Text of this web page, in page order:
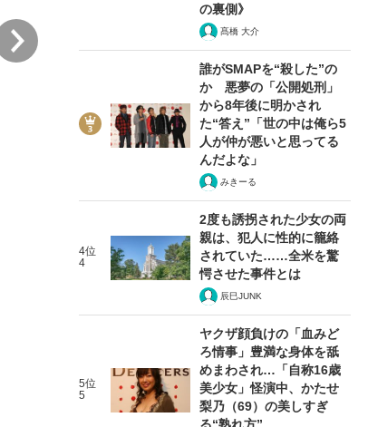
の裏側》
髙橋 大介
誰がSMAPを“殺した”の
か 悪夢の「公開処刑」
から8年後に明かされ
た“答え”「世の中は俺ら5
人が仲が悪いと思ってる
んだよな」
みきーる
4位
4
2度も誘拐された少女の両
親は、犯人に性的に籠絡
されていた……全米を驚
愕させた事件とは
辰巳JUNK
5位
5
ヤクザ顔負けの「血みど
ろ情事」豊満な身体を舐
めまわされ…「自称16歳
美少女」怪演中、かたせ
梨乃（69）の美しすぎ
る“熟れ方”